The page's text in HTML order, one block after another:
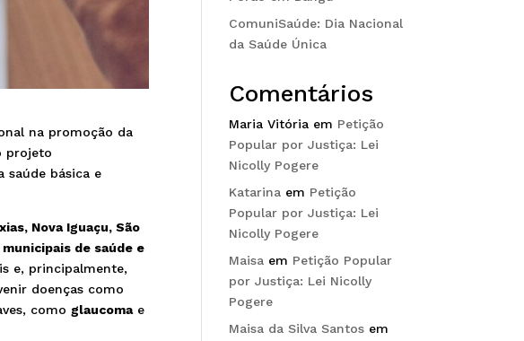
na promoção da
projeto
saúde básica e
Nova Iguaçu, São
de saúde e
e, principalmente,
doenças como
como glaucomae
ComuniSaúde: Dia Nacional
da Saúde Única
Comentários
Maria Vitória em Petição
Popular por Justiça: Lei
Nicolly Pogere
Katarina em Petição
Popular por Justiça: Lei
Nicolly Pogere
Maisa em Petição Popular
por Justiça: Lei Nicolly
Pogere
Maisa da Silva Santos em